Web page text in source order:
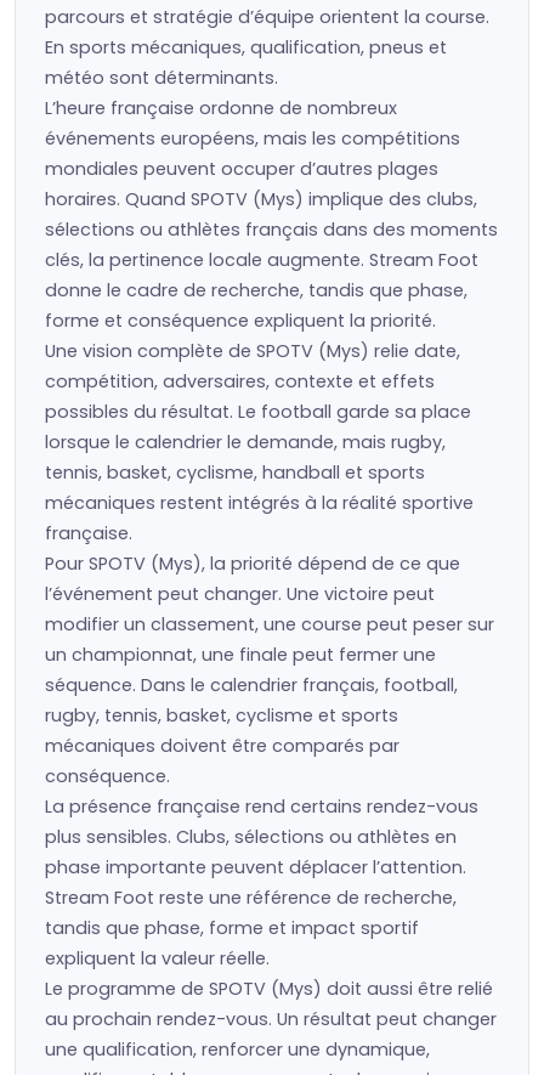
parcours et stratégie d’équipe orientent la course.
En sports mécaniques, qualification, pneus et
météo sont déterminants.
L’heure française ordonne de nombreux
événements européens, mais les compétitions
mondiales peuvent occuper d’autres plages
horaires. Quand SPOTV (Mys) implique des clubs,
sélections ou athlètes français dans des moments
clés, la pertinence locale augmente. Stream Foot
donne le cadre de recherche, tandis que phase,
forme et conséquence expliquent la priorité.
Une vision complète de SPOTV (Mys) relie date,
compétition, adversaires, contexte et effets
possibles du résultat. Le football garde sa place
lorsque le calendrier le demande, mais rugby,
tennis, basket, cyclisme, handball et sports
mécaniques restent intégrés à la réalité sportive
française.
Pour SPOTV (Mys), la priorité dépend de ce que
l’événement peut changer. Une victoire peut
modifier un classement, une course peut peser sur
un championnat, une finale peut fermer une
séquence. Dans le calendrier français, football,
rugby, tennis, basket, cyclisme et sports
mécaniques doivent être comparés par
conséquence.
La présence française rend certains rendez-vous
plus sensibles. Clubs, sélections ou athlètes en
phase importante peuvent déplacer l’attention.
Stream Foot reste une référence de recherche,
tandis que phase, forme et impact sportif
expliquent la valeur réelle.
Le programme de SPOTV (Mys) doit aussi être relié
au prochain rendez-vous. Un résultat peut changer
une qualification, renforcer une dynamique,